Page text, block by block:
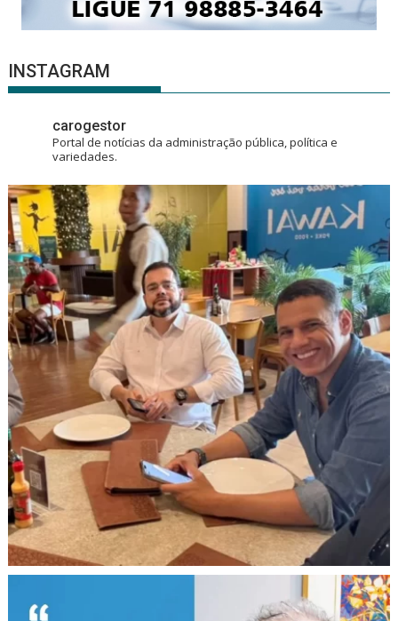
INSTAGRAM
carogestor
Portal de notícias da administração pública, política e
variedades.